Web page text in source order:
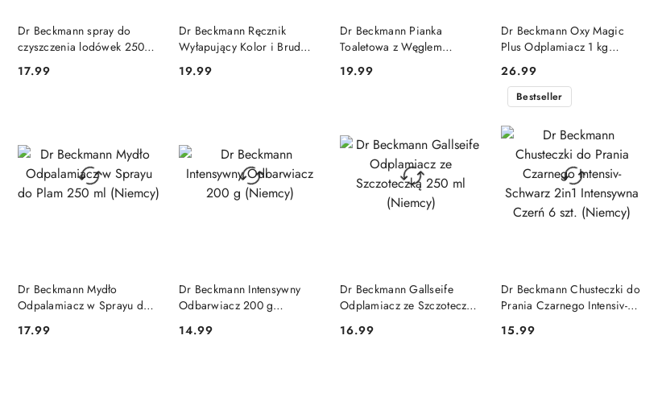
Dr Beckmann spray do
czyszczenia lodówek 250
Cena:
17.99
DO KOSZYKA
Dr Beckmann Ręcznik
Wyłapujący Kolor i Brud
(Niemcy)
Cena:
19.99
DO KOSZYKA
Dr Beckmann Pianka
Toaletowa z Węglem
(Niemcy)
Cena:
19.99
DO KOSZYKA
Dr Beckmann Oxy Magic
Plus Odplamiacz 1 kg
Cena:
26.99
DO KOSZYKA
Dr Beckmann Mydło
Odpalamiacz w Sprayu do
Cena:
17.99
DO KOSZYKA
Dr Beckmann Intensywny
Odbarwiacz 200 g
Cena:
14.99
DO KOSZYKA
Dr Beckmann Gallseife
Odplamiacz ze Szczoteczką
Cena:
16.99
DO KOSZYKA
Dr Beckmann Chusteczki do
Prania Czarnego Intensiv-
Czerń 6 szt. (Niemcy)
Cena:
15.99
Bestseller
DO KOSZYKA